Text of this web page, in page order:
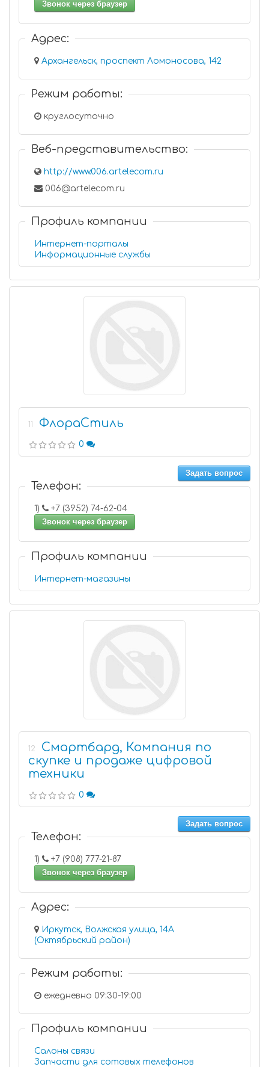
Звонок через браузер
Адрес:
Архангельск, проспект Ломоносова, 142
Режим работы:
круглосуточно
Веб-представительство:
http://www.006.artelecom.ru
006@artelecom.ru
Профиль компании
Интернет-порталы
Информационные службы
11 ФлораСтиль
0
Задать вопрос
Телефон:
1)
+7 (3952) 74-62-04
Звонок через браузер
Профиль компании
Интернет-магазины
12
Смартбард, Компания по
скупке и продаже цифровой
техники
0
Задать вопрос
Телефон:
1)
+7 (908) 777-21-87
Звонок через браузер
Адрес:
Иркутск, Волжская улица, 14А
(Октябрьский район)
Режим работы:
ежедневно 09:30-19:00
Профиль компании
Салоны связи
Запчасти для сотовых телефонов